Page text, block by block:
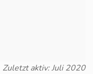
Zuletzt aktiv: Juli 2020